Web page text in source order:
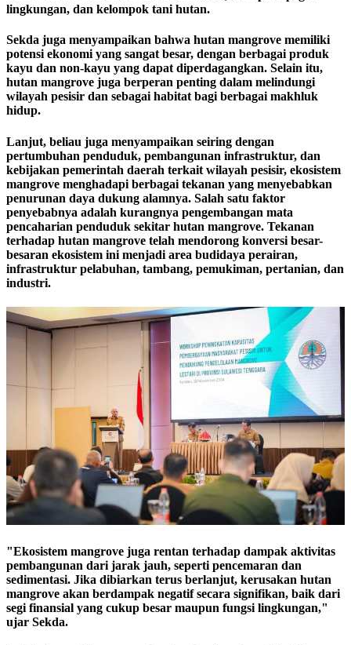
lingkungan, dan kelompok tani hutan.
Sekda juga menyampaikan bahwa hutan mangrove memiliki
potensi ekonomi yang sangat besar, dengan berbagai produk
kayu dan non-kayu yang dapat diperdagangkan. Selain itu,
hutan mangrove juga berperan penting dalam melindungi
wilayah pesisir dan sebagai habitat bagi berbagai makhluk
hidup.
Lanjut, beliau juga menyampaikan seiring dengan
pertumbuhan penduduk, pembangunan infrastruktur, dan
kebijakan pemerintah daerah terkait wilayah pesisir, ekosistem
mangrove menghadapi berbagai tekanan yang menyebabkan
penurunan daya dukung alamnya. Salah satu faktor
penyebabnya adalah kurangnya pengembangan mata
pencaharian penduduk sekitar hutan mangrove. Tekanan
terhadap hutan mangrove telah mendorong konversi besar-
besaran ekosistem ini menjadi area budidaya perairan,
infrastruktur pelabuhan, tambang, pemukiman, pertanian, dan
industri.
"Ekosistem mangrove juga rentan terhadap dampak aktivitas
pembangunan dari jarak jauh, seperti pencemaran dan
sedimentasi. Jika dibiarkan terus berlanjut, kerusakan hutan
mangrove akan berdampak negatif secara signifikan, baik dari
segi finansial yang cukup besar maupun fungsi lingkungan,"
ujar Sekda.